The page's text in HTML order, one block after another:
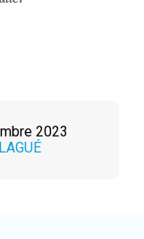
2023